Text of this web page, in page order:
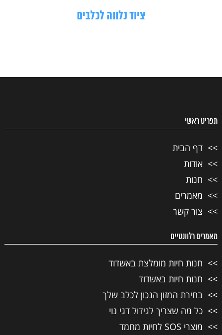
ציוד נלווה לכלבים
תפריט ראשי
דף הבית
אודות
חנות
מאמרים
צור קשר
מאמרים רלוונטיים
חנות חיות מומלצת באשדוד
חנות חיות באשדוד
בחירת המזון הנכון לכלב שלך
כל מה שצריך לגידול דגי נוי
מוצרי SOS לחיות מחמד